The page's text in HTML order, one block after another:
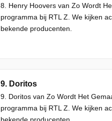
8. Henry Hoovers van Zo Wordt
programma bij RTL Z. We kijken
bekende producenten.
9. Doritos
9. Doritos van Zo Wordt Het
programma bij RTL Z. We kijken
bekende producenten.